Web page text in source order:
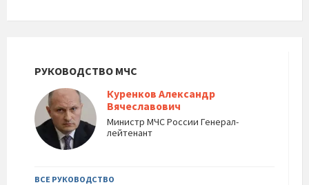
РУКОВОДСТВО МЧС
Куренков Александр
Вячеславович
Министр МЧС России Генерал-
лейтенант
ВСЕ РУКОВОДСТВО